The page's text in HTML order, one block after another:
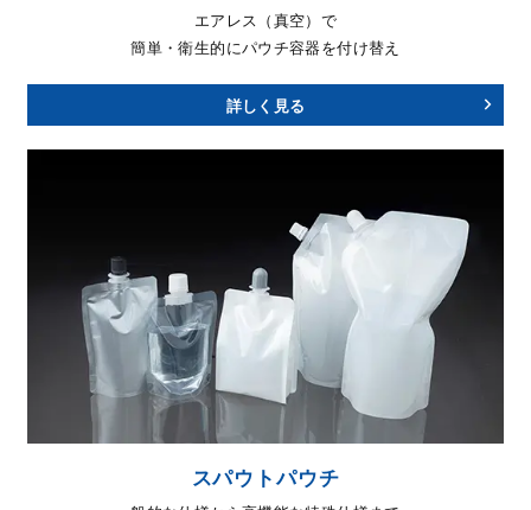
エアレス（真空）で
簡単・衛生的にパウチ容器を付け替え
詳しく見る
スパウトパウチ